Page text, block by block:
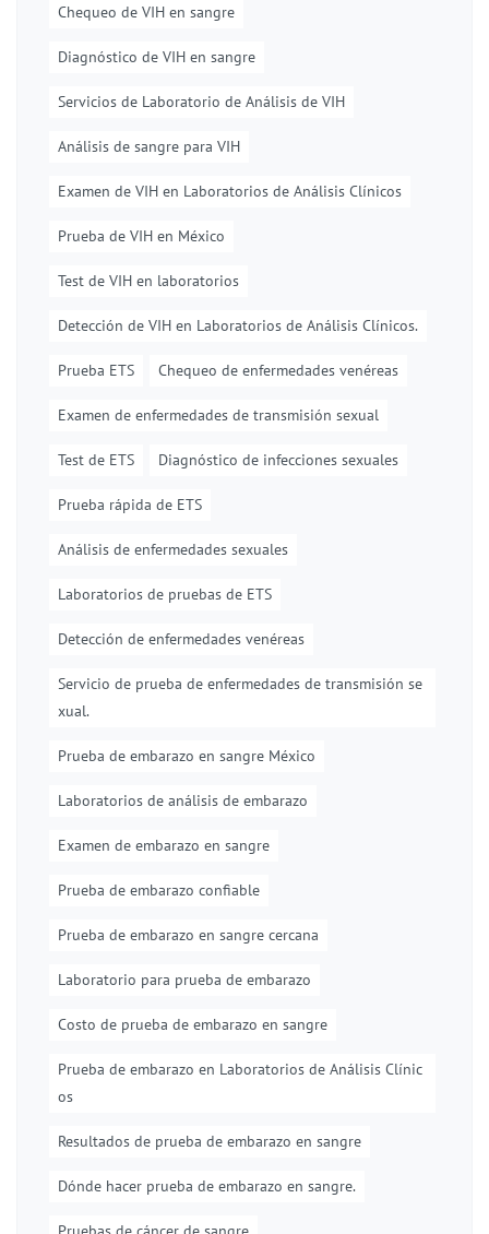
Chequeo de VIH en sangre
Diagnóstico de VIH en sangre
Servicios de Laboratorio de Análisis de VIH
Análisis de sangre para VIH
Examen de VIH en Laboratorios de Análisis Clínicos
Prueba de VIH en México
Test de VIH en laboratorios
Detección de VIH en Laboratorios de Análisis Clínicos.
Prueba ETS Chequeo de enfermedades venéreas
Examen de enfermedades de transmisión sexual
Test de ETS Diagnóstico de infecciones sexuales
Prueba rápida de ETS
Análisis de enfermedades sexuales
Laboratorios de pruebas de ETS
Detección de enfermedades venéreas
Servicio de prueba de enfermedades de transmisión se
xual.
Prueba de embarazo en sangre México
Laboratorios de análisis de embarazo
Examen de embarazo en sangre
Prueba de embarazo confiable
Prueba de embarazo en sangre cercana
Laboratorio para prueba de embarazo
Costo de prueba de embarazo en sangre
Prueba de embarazo en Laboratorios de Análisis Clínic
os
Resultados de prueba de embarazo en sangre
Dónde hacer prueba de embarazo en sangre.